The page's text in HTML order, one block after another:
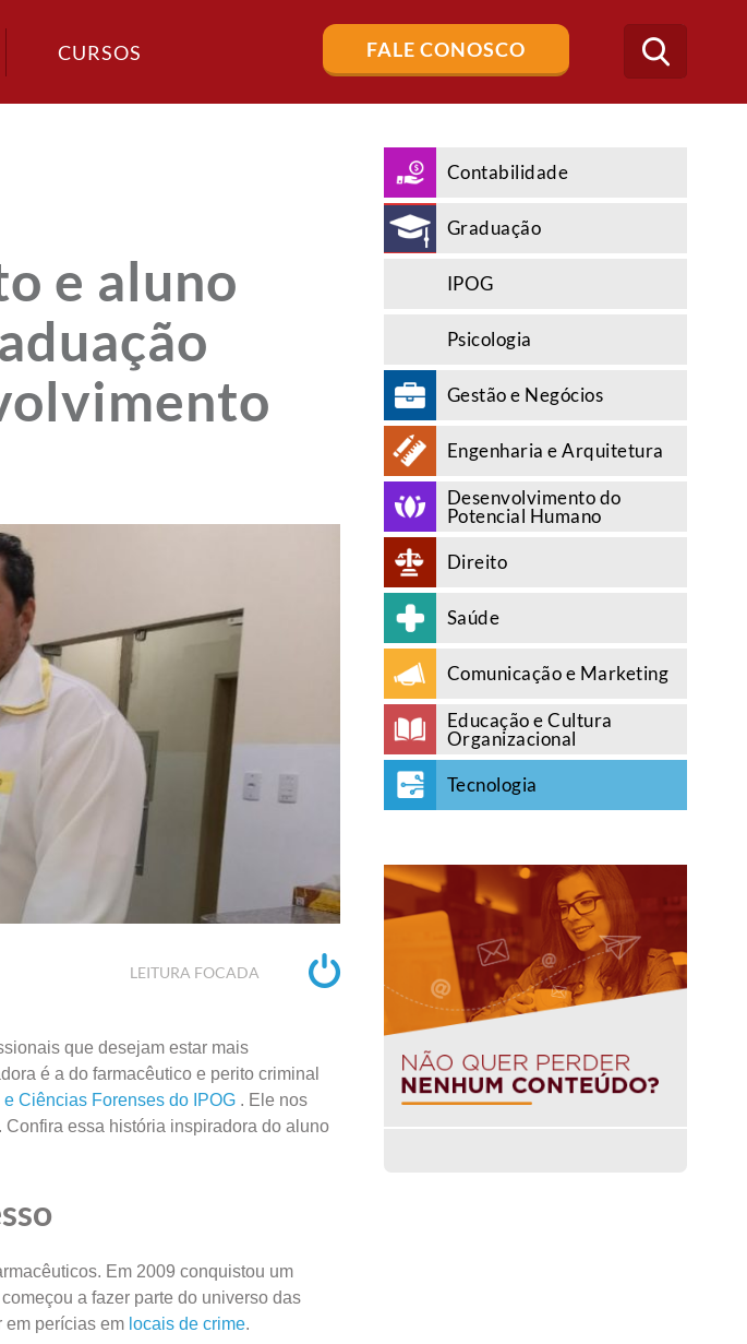
CURSOS FALE CONOSCO
Buscar
no
blog
e aluno
LEITURA FOCADA
que desejam estar mais
é a do farmacêutico e perito criminal
Ciências Forenses do IPOG . Ele nos
essa história inspiradora do aluno
Em 2009 conquistou um
a fazer parte do universo das
em perícias em locais de crime.
Contabilidade
Graduação
IPOG
Psicologia
Gestão e Negócios
Engenharia e Arquitetura
Desenvolvimento do
Potencial Humano
Direito
Saúde
Comunicação e Marketing
Educação e Cultura
Organizacional
Tecnologia